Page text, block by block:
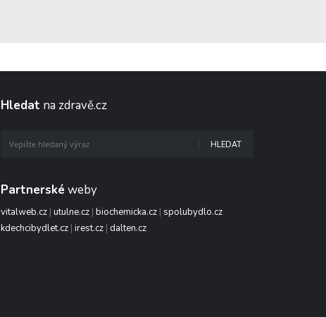
Hledat na zdravě.cz
HLEDAT
Partnerské weby
vitalweb.cz| utulne.cz| biochemicka.cz| spolubydlo.cz
kdechcibydlet.cz| irest.cz| dalten.cz